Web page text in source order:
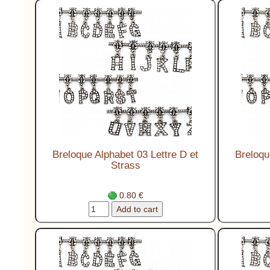
Breloque Alphabet 03 Lettre D et
Strass
0.80 €